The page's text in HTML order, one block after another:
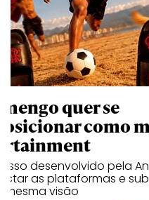
quer se
como
desenvolvido pela
as plataformas e
mesma visão